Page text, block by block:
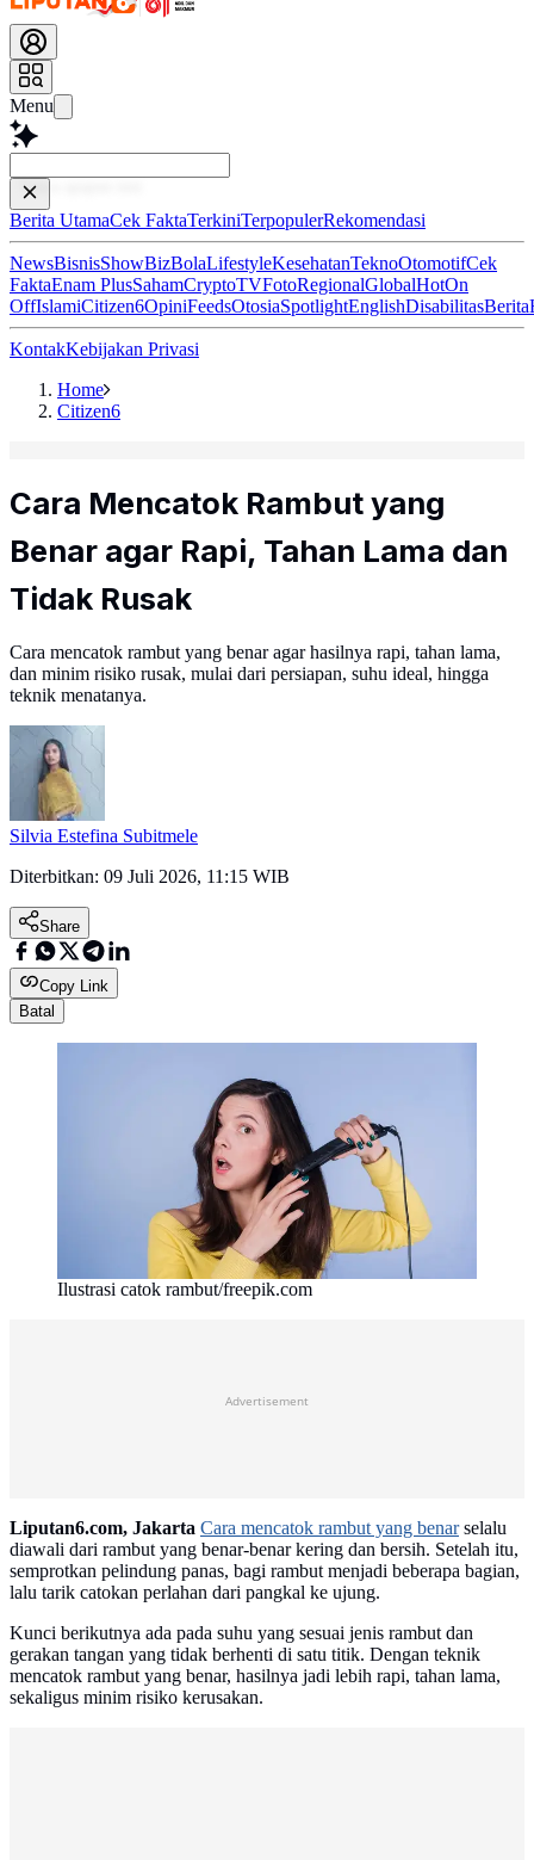
Menu
Baca leb
Berita UtamaCek FaktaTerkiniTerpopulerRekomendasi
NewsBisnisShowBizBolaLifestyleKesehatanTeknoOtomotifCek
FaktaEnam PlusSahamCryptoTVFotoRegionalGlobalHotOn
OffIslamiCitizen6OpiniFeedsOtosiaSpotlightEnglishDisabilitasBerita
KontakKebijakan Privasi
Home
Citizen6
Cara Mencatok Rambut yang
Benar agar Rapi, Tahan Lama dan
Tidak Rusak
Cara mencatok rambut yang benar agar hasilnya rapi, tahan lama,
dan minim risiko rusak, mulai dari persiapan, suhu ideal, hingga
teknik menatanya.
Silvia Estefina Subitmele
Diterbitkan: 09 Juli 2026, 11:15 WIB
Share
Copy Link
Batal
Ilustrasi catok rambut/freepik.com
Advertisement
Liputan6.com, Jakarta Cara mencatok rambut yang benarselalu
diawali dari rambut yang benar-benar kering dan bersih. Setelah itu,
semprotkan pelindung panas, bagi rambut menjadi beberapa bagian,
lalu tarik catokan perlahan dari pangkal ke ujung.
Kunci berikutnya ada pada suhu yang sesuai jenis rambut dan
gerakan tangan yang tidak berhenti di satu titik. Dengan teknik
mencatok rambut yang benar, hasilnya jadi lebih rapi, tahan lama,
sekaligus minim risiko kerusakan.